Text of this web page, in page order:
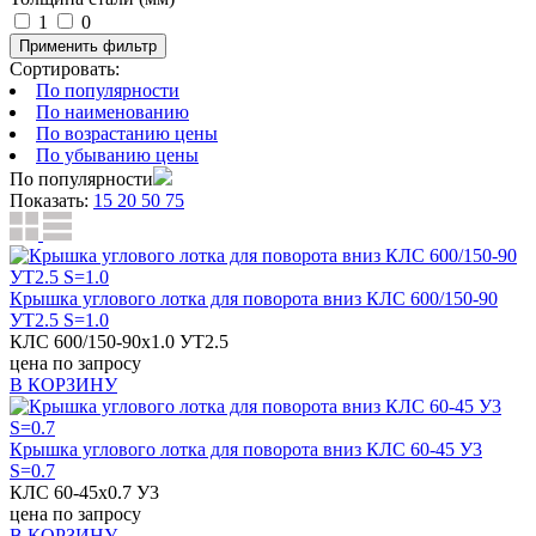
1
0
Применить фильтр
Сортировать:
По популярности
По наименованию
По возрастанию цены
По убыванию цены
По популярности
Показать: 15 20 50 75
Крышка углового лотка для поворота вниз КЛС 600/150-90
УТ2.5 S=1.0
КЛС 600/150-90х1.0 УТ2.5
цена по запросу
В КОРЗИНУ
Крышка углового лотка для поворота вниз КЛС 60-45 У3
S=0.7
КЛС 60-45х0.7 У3
цена по запросу